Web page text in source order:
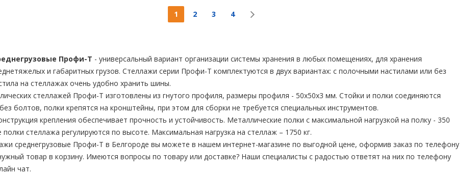
1 2 3 4
Профи-Т - универсальный вариант организации системы хранения в любых помещениях, для хранения
и габаритных грузов. Стеллажи серии Профи-Т комплектуются в двух вариантах: с полочными настилами или без
на стеллажах очень удобно хранить шины.
стеллажей Профи-Т изготовлены из гнутого профиля, размеры профиля - 50х50х3 мм. Стойки и полки соединяются
болтов, полки крепятся на кронштейны, при этом для сборки не требуется специальных инструментов.
крепления обеспечивает прочность и устойчивость. Металлические полки с максимальной нагрузкой на полку - 350
стеллажа регулируются по высоте. Максимальная нагрузка на стеллаж – 1750 кг.
среднегрузовые Профи-Т в Белгороде вы можете в нашем интернет-магазине по выгодной цене, оформив заказ по телефону
товар в корзину. Имеются вопросы по товару или доставке? Наши специалисты с радостью ответят на них по телефону
чат.